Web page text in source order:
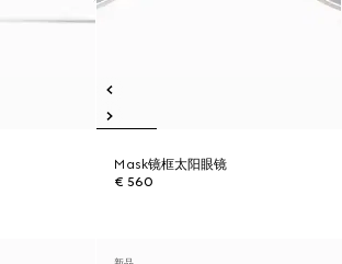
Mask镜框太阳眼镜
€ 560